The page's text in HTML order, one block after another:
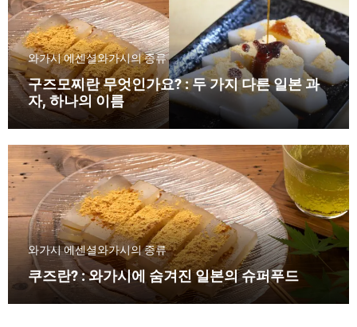
와가시 에센셜와가시의 종류
구즈모찌란 무엇인가요? : 두 가지 다른 일본 과
자, 하나의 이름
와가시 에센셜와가시의 종류
쿠즈란? : 와가시에 숨겨진 일본의 슈퍼푸드